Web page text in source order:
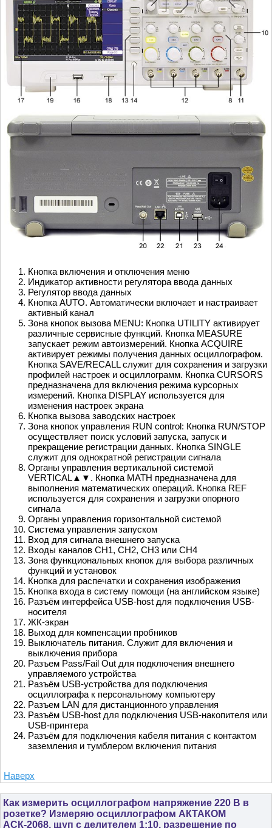
Кнопка включения и отключения меню
Индикатор активности регулятора ввода данных
Регулятор ввода данных
Кнопка AUTO. Автоматически включает и настраивает
активный канал
Зона кнопок вызова MENU: Кнопка UTILITY активирует
различные сервисные функций. Кнопка MEASURE
запускает режим автоизмерений. Кнопка ACQUIRE
активирует режимы получения данных осциллографом.
Кнопка SAVE/RECALL служит для сохранения и загрузки
профилей настроек и осциллограмм. Кнопка CURSORS
предназначена для включения режима курсорных
измерений. Кнопка DISPLAY используется для
изменения настроек экрана
Кнопка вызова заводских настроек
Зона кнопок управления RUN control: Кнопка RUN/STOP
осуществляет поиск условий запуска, запуск и
прекращение регистрации данных. Кнопка SINGLE
служит для однократной регистрации сигнала
Органы управления вертикальной системой
VERTICAL▲▼. Кнопка MATH предназначена для
выполнения математических операций. Кнопка REF
используется для сохранения и загрузки опорного
сигнала
Органы управления горизонтальной системой
Система управления запуском
Вход для сигнала внешнего запуска
Входы каналов CH1, CH2, CH3 или CH4
Зона функциональных кнопок для выбора различных
функций и установок
Кнопка для распечатки и сохранения изображения
Кнопка входа в систему помощи (на английском языке)
Разъём интерфейса USB-host для подключения USB-
носителя
ЖК-экран
Выход для компенсации пробников
Выключатель питания. Служит для включения и
выключения прибора
Разъем Pass/Fail Out для подключения внешнего
управляемого устройства
Разъём USB-устройства для подключения
осциллографа к персональному компьютеру
Разъем LAN для дистанционного управления
Разъём USB-host для подключения USB-накопителя или
USB-принтера
Разъём для подключения кабеля питания с контактом
заземления и тумблером включения питания
Наверх
Как измерить осциллографом напряжение 220 В в
розетке? Измеряю осциллографом АКТАКОМ
АСК-2068, щуп с делителем 1:10, разрешение по